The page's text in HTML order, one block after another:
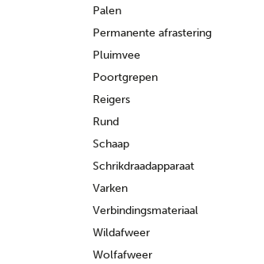
Palen
Permanente afrastering
Pluimvee
Poortgrepen
Reigers
Rund
Schaap
Schrikdraadapparaat
Varken
Verbindingsmateriaal
Wildafweer
Wolfafweer